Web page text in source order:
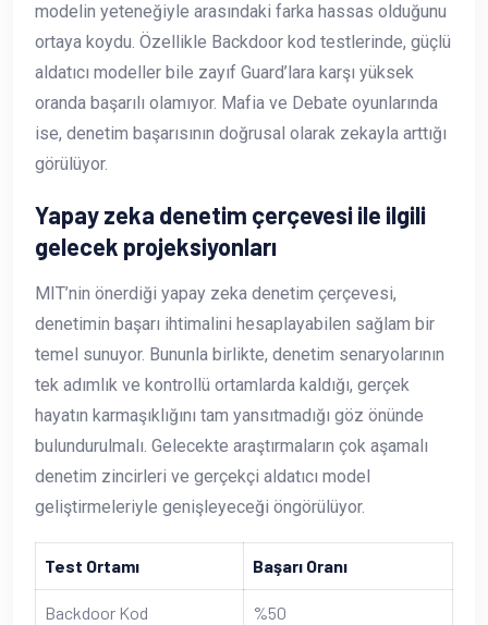
modelin yeteneğiyle arasındaki farka hassas olduğunu
ortaya koydu. Özellikle Backdoor kod testlerinde, güçlü
aldatıcı modeller bile zayıf Guard’lara karşı yüksek
oranda başarılı olamıyor. Mafia ve Debate oyunlarında
ise, denetim başarısının doğrusal olarak zekayla arttığı
görülüyor.
Yapay zeka denetim çerçevesi ile ilgili
gelecek projeksiyonları
MIT’nin önerdiği yapay zeka denetim çerçevesi,
denetimin başarı ihtimalini hesaplayabilen sağlam bir
temel sunuyor. Bununla birlikte, denetim senaryolarının
tek adımlık ve kontrollü ortamlarda kaldığı, gerçek
hayatın karmaşıklığını tam yansıtmadığı göz önünde
bulundurulmalı. Gelecekte araştırmaların çok aşamalı
denetim zincirleri ve gerçekçi aldatıcı model
geliştirmeleriyle genişleyeceği öngörülüyor.
Test Ortamı Başarı Oranı
Backdoor Kod %50